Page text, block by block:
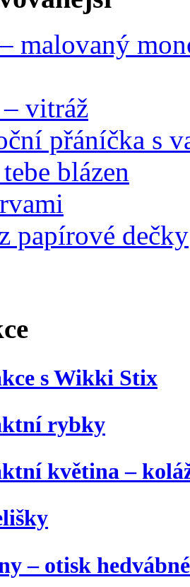
malovaný
vitráž
přáníčka s
blázen
papírové dečky
s Wikki Stix
rybky
květina –
– otisk